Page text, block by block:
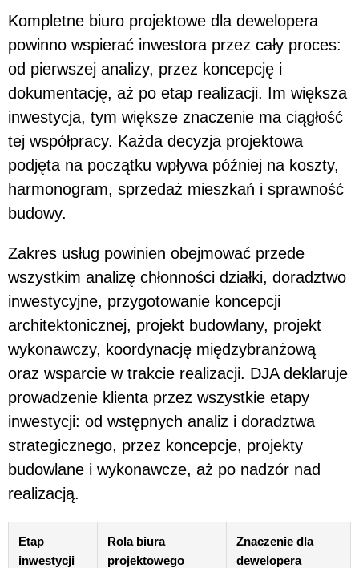
Kompletne biuro projektowe dla dewelopera
powinno wspierać inwestora przez cały proces:
od pierwszej analizy, przez koncepcję i
dokumentację, aż po etap realizacji. Im większa
inwestycja, tym większe znaczenie ma ciągłość
tej współpracy. Każda decyzja projektowa
podjęta na początku wpływa później na koszty,
harmonogram, sprzedaż mieszkań i sprawność
budowy.
Zakres usług powinien obejmować przede
wszystkim analizę chłonności działki, doradztwo
inwestycyjne, przygotowanie koncepcji
architektonicznej, projekt budowlany, projekt
wykonawczy, koordynację międzybranżową
oraz wsparcie w trakcie realizacji. DJA deklaruje
prowadzenie klienta przez wszystkie etapy
inwestycji: od wstępnych analiz i doradztwa
strategicznego, przez koncepcje, projekty
budowlane i wykonawcze, aż po nadzór nad
realizacją.
Etap
inwestycji
Rola biura
projektowego
Znaczenie dla
dewelopera